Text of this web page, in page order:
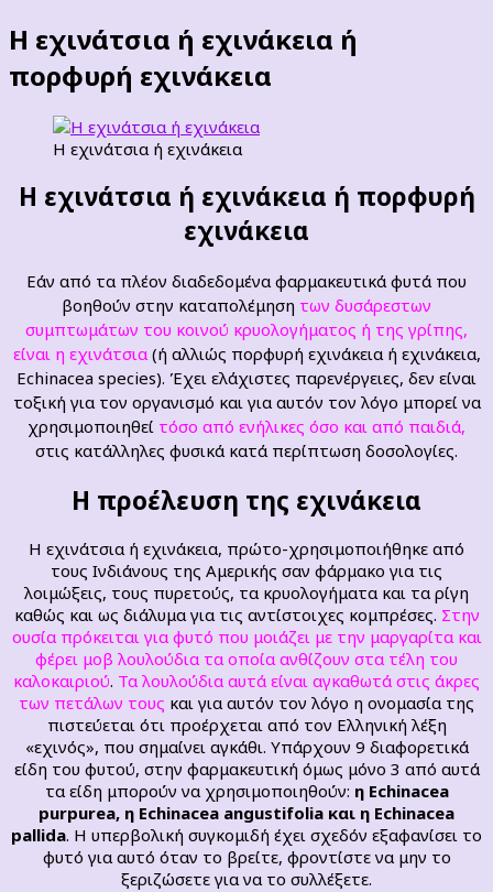
Η εχινάτσια ή εχινάκεια ή
πορφυρή εχινάκεια
Η εχινάτσια ή εχινάκεια
Η εχινάτσια ή εχινάκεια ή πορφυρή
εχινάκεια
Εάν από τα πλέον διαδεδομένα φαρμακευτικά φυτά που
βοηθούν στην καταπολέμηση των δυσάρεστων
συμπτωμάτων του κοινού κρυολογήματος ή της γρίπης,
είναι η εχινάτσια(ή αλλιώς πορφυρή εχινάκεια ή εχινάκεια,
Echinacea species). Έχει ελάχιστες παρενέργειες, δεν είναι
τοξική για τον οργανισμό και για αυτόν τον λόγο μπορεί να
χρησιμοποιηθεί τόσο από ενήλικες όσο και από παιδιά,
στις κατάλληλες φυσικά κατά περίπτωση δοσολογίες.
Η προέλευση της εχινάκεια
Η εχινάτσια ή εχινάκεια, πρώτο-χρησιμοποιήθηκε από
τους Ινδιάνους της Αμερικής σαν φάρμακο για τις
λοιμώξεις, τους πυρετούς, τα κρυολογήματα και τα ρίγη
καθώς και ως διάλυμα για τις αντίστοιχες κομπρέσες. Στην
ουσία πρόκειται για φυτό που μοιάζει με την μαργαρίτα και
φέρει μοβ λουλούδια τα οποία ανθίζουν στα τέλη του
καλοκαιριού. Τα λουλούδια αυτά είναι αγκαθωτά στις άκρες
των πετάλων τους και για αυτόν τον λόγο η ονομασία της
πιστεύεται ότι προέρχεται από τον Ελληνική λέξη
«εχινός», που σημαίνει αγκάθι. Υπάρχουν 9 διαφορετικά
είδη του φυτού, στην φαρμακευτική όμως μόνο 3 από αυτά
τα είδη μπορούν να χρησιμοποιηθούν: η Echinacea
purpurea, η Echinacea angustifolia και η Echinacea
pallida. Η υπερβολική συγκομιδή έχει σχεδόν εξαφανίσει το
φυτό για αυτό όταν το βρείτε, φροντίστε να μην το
ξεριζώσετε για να το συλλέξετε.